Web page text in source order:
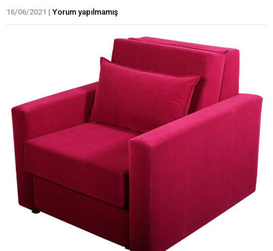
16/06/2021 | Yorum yapılmamış